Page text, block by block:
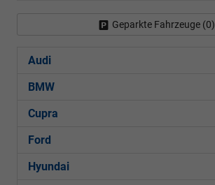
Geparkte Fahrzeuge (0)
Audi
BMW
Cupra
Ford
Hyundai